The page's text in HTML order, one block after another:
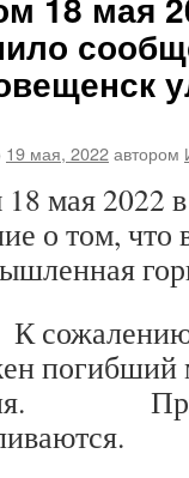
19 мая, 2022автором
мая 2022
о том, что
в
погибший